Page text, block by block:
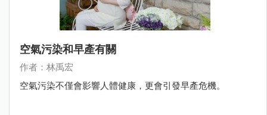
空氣污染和早產有關
作者：林禹宏
空氣污染不僅會影響人體健康，更會引發早產危機。